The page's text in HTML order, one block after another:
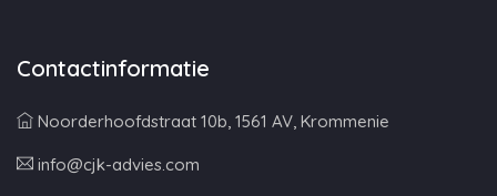
Contactinformatie
Noorderhoofdstraat 10b, 1561 AV, Krommenie
info@cjk-advies.com